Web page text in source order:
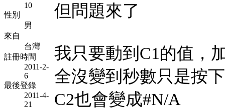
10
性別
男
來自
台灣
註冊時間
2011-2-
6
最後登錄
2011-4-
21
但問題來了
我只要動到C1的值，
全沒變到秒數只是按
C2也會變成#N/A